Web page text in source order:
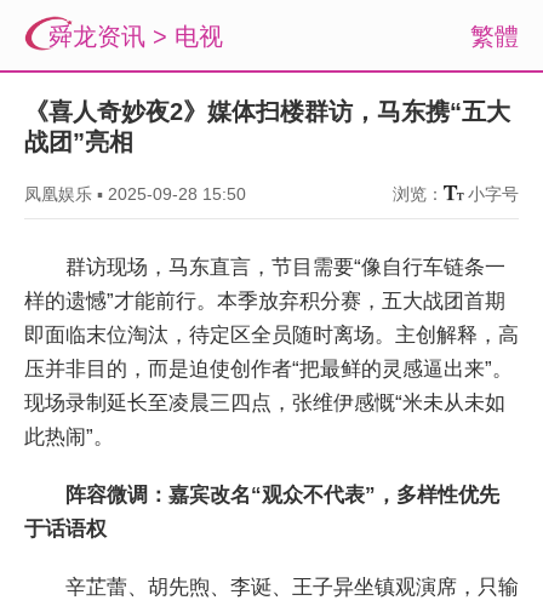
繁體
舜龙资讯 > 电视
《喜人奇妙夜2》媒体扫楼群访，马东携“五大
战团”亮相
凤凰娱乐 ▪ 2025-09-28 15:50 浏览： 小字号
群访现场，马东直言，节目需要“像自行车链条一
样的遗憾”才能前行。本季放弃积分赛，五大战团首期
即面临末位淘汰，待定区全员随时离场。主创解释，高
压并非目的，而是迫使创作者“把最鲜的灵感逼出来”。
现场录制延长至凌晨三四点，张维伊感慨“米未从未如
此热闹”。
阵容微调：嘉宾改名“观众不代表”，多样性优先
于话语权
辛芷蕾、胡先煦、李诞、王子异坐镇观演席，只输